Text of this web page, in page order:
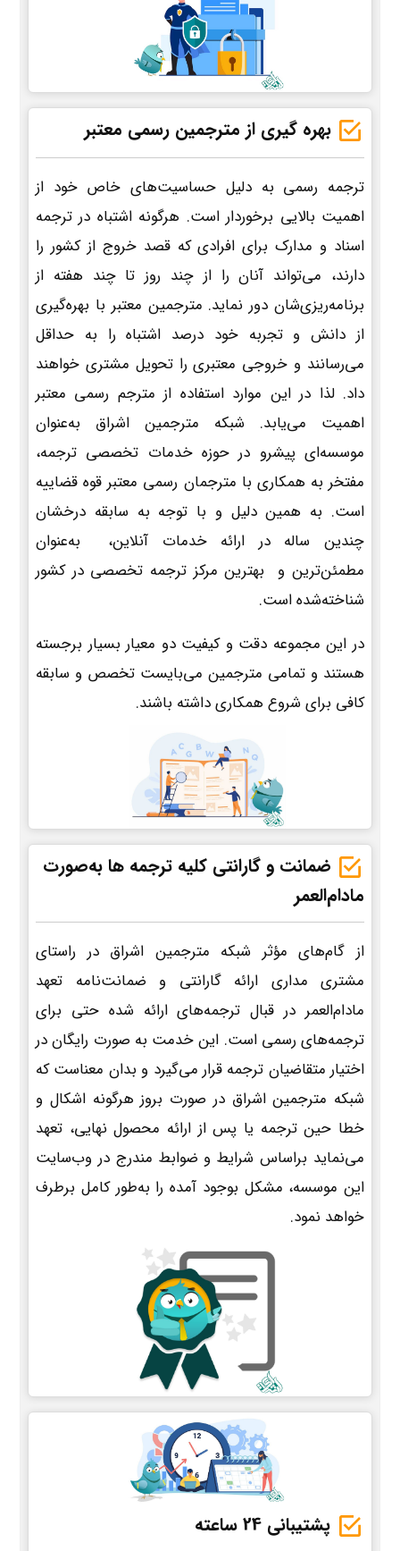
بهره گیری از مترجمین رسمی معتبر
ترجمه رسمی به دلیل حساسیت‌های خاص خود از
اهمیت بالایی برخوردار است. هرگونه اشتباه در ترجمه
اسناد و مدارک برای افرادی که قصد خروج از کشور را
دارند، می‌تواند آنان را از چند روز تا چند هفته از
برنامه‌ریزی‌شان دور نماید. مترجمین معتبر با بهره‌گیری
از دانش و تجربه خود درصد اشتباه را به حداقل
می‌رسانند و خروجی معتبری را تحویل مشتری خواهند
داد. لذا در این موارد استفاده از مترجم رسمی معتبر
اهمیت می‌یابد. شبکه مترجمین اشراق به‌عنوان
موسسه‌ای پیشرو در حوزه خدمات تخصصی ترجمه،
مفتخر به همکاری با مترجمان رسمی معتبر قوه قضاییه
است. به همین دلیل و با توجه به سابقه درخشان
چندین ساله در ارائه خدمات آنلاین، به‌عنوان
مطمئن‌ترین و بهترین مرکز ترجمه تخصصی در کشور
شناخته‌شده است.
در این مجموعه دقت و کیفیت دو معیار بسیار برجسته
هستند و تمامی مترجمین می‌بایست تخصص و سابقه
کافی برای شروع همکاری داشته باشند.
ضمانت و گارانتی کلیه ترجمه ها به‌صورت
مادام‌العمر
از گام‌های مؤثر شبکه مترجمین اشراق در راستای
مشتری مداری ارائه گارانتی و ضمانت‌نامه تعهد
مادام‌العمر در قبال ترجمه‌های ارائه شده حتی برای
ترجمه‌های رسمی است. این خدمت به صورت رایگان در
اختیار متقاضیان ترجمه قرار می‌گیرد و بدان معناست که
شبکه مترجمین اشراق در صورت بروز هرگونه اشکال و
خطا حین ترجمه یا پس از ارائه محصول نهایی، تعهد
می‌نماید براساس شرایط و ضوابط مندرج در وب‌سایت
این موسسه، مشکل بوجود آمده را به‌طور کامل برطرف
خواهد نمود.
پشتیبانی 24 ساعته